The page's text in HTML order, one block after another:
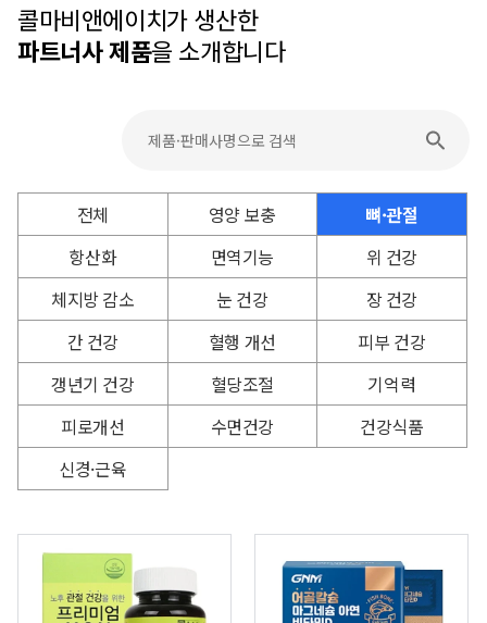
콜마비앤에이치가 생산한
파트너사 제품을 소개합니다
전체 영양 보충
뼈·관절
항산화
면역기능
위 건강
체지방 감소
눈 건강
장 건강
간 건강
혈행 개선
피부 건강
갱년기 건강
혈당조절
기억력
피로개선
수면건강
건강식품
신경·근육